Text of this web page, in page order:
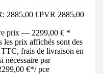
2885,00 €PVR2885,00
prix — 2299,00 € *
les prix affichés sont des
frais de livraison en
nécessaire par
€*/ pce